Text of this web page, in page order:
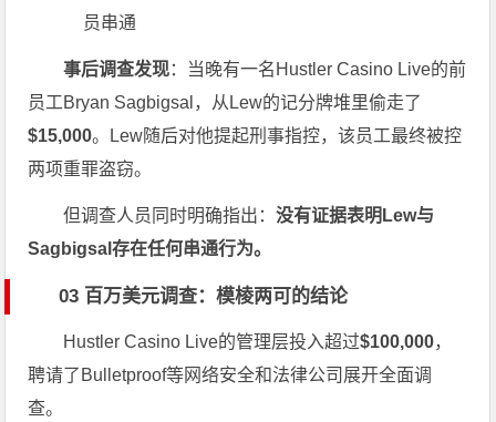
员串通
事后调查发现：当晚有一名Hustler Casino Live的前
员工Bryan Sagbigsal，从Lew的记分牌堆里偷走了
$15,000。Lew随后对他提起刑事指控，该员工最终被控
两项重罪盗窃。
但调查人员同时明确指出：没有证据表明Lew与
Sagbigsal存在任何串通行为。
03 百万美元调查：模棱两可的结论
Hustler Casino Live的管理层投入超过$100,000，
聘请了Bulletproof等网络安全和法律公司展开全面调
查。